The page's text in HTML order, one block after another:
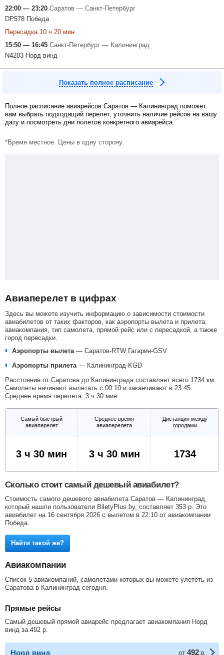
22:00 — 23:20 Саратов — Санкт-Петербург
DP578 Победа
Пересадка 10 ч 20 мин
15:50 — 16:45 Санкт-Петербург — Калининград
N4283 Норд винд
Показать полное расписание
Полное расписание авиарейсов Саратов — Калининград поможет
вам выбрать подходящий перелет, уточнить наличие рейсов на вашу
дату и посмотреть дни полетов конкретного авиарейса.
*Время местное. Цены в одну сторону.
Авиаперелет в цифрах
Здесь вы можете изучить информацию о зависимости стоимости
авиабилетов от таких факторов, как аэропорты вылета и прилета,
авиакомпания, тип самолета, прямой рейс или с пересадкой, а также
город пересадки.
Аэропорты вылета — Саратов-RTW Гагарин-GSV
Аэропорты прилета — Калининград-KGD
Расстояние от Саратова до Калининграда составляет всего 1734 км.
Самолеты начинают вылетать с 00:10 и заканчивают в 23:45.
Среднее время перелета: 3 ч 30 мин.
Самый быстрый
авиаперелет
Среднее время
авиаперелета
Дистанция между
городами
3 ч 30 мин 3 ч 30 мин 1734
Сколько стоит самый дешевый авиабилет?
Стоимость самого дешевого авиабилета Саратов — Калининград,
который нашли пользователи BiletyPlus.by, составляет 353 р . Это
авиабилет на 16 сентября 2026 с вылетом в 22:10 от авиакомпании
Победа.
Найти такой же?
Авиакомпании
Список 5 авиакомпаний, самолетами которых вы можете улететь из
Саратова в Калининград сегодня.
Прямые рейсы
Самый дешевый прямой авиарейс предлагает авиакомпания Норд
винд за 492 р
Норд винд от 492 р.